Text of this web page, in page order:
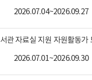
2026.07.04~2026.09.27
2026.07.01~2026.09.30